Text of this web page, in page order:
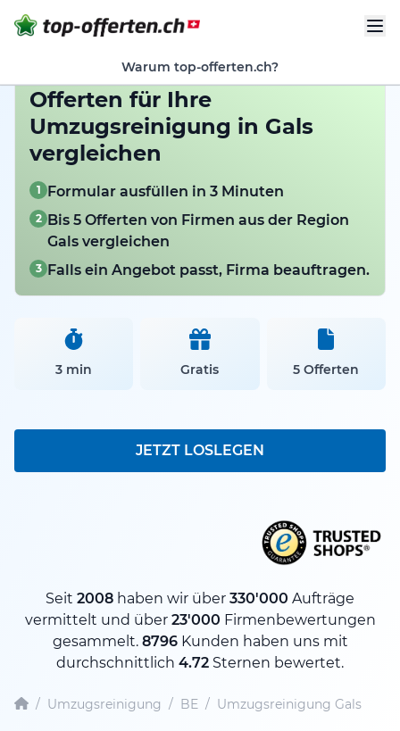
Warum top-offerten.ch?
Offerten für Ihre
Umzugsreinigung in Gals
vergleichen
1 Formular ausfüllen in 3 Minuten
2 Bis 5 Offerten von Firmen aus der Region
Gals vergleichen
3 Falls ein Angebot passt, Firma beauftragen.
3 min Gratis 5 Offerten
JETZT LOSLEGEN
Seit 2008 haben wir über 330'000 Aufträge
vermittelt und über 23'000 Firmenbewertungen
gesammelt. 8796Kunden haben uns mit
durchschnittlich 4.72 Sternen bewertet.
/ Umzugsreinigung / BE / Umzugsreinigung Gals